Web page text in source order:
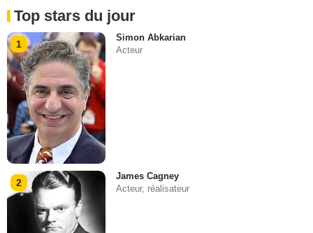
Top stars du jour
1
Simon Abkarian
Acteur
2
James Cagney
Acteur, réalisateur